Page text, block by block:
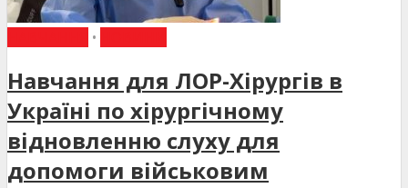
•
Навчання для ЛОР-Хірургів в
Україні по хірургічному
відновленню слуху для
допомоги військовим